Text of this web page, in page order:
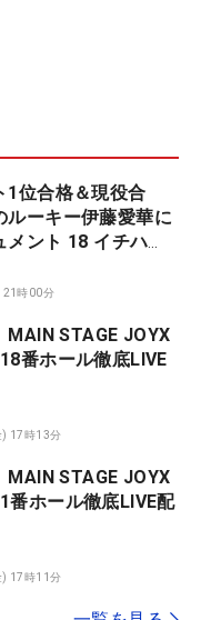
1位合格＆現役合
ルーキー伊藤愛華に
メント 18 イチハ
21時00分
MAIN STAGE JOYX
17時13分
MAIN STAGE JOYX
17時11分